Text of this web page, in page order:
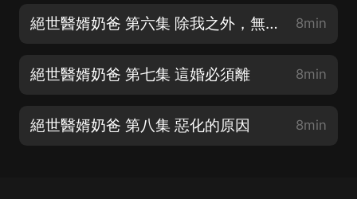
絕世醫婿奶爸 第六集 除我之外，無人能醫 8min
絕世醫婿奶爸 第七集 這婚必須離 8min
絕世醫婿奶爸 第八集 惡化的原因 8min